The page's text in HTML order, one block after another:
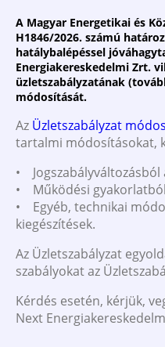
A Magyar Energetikai és
H1846/2026. számú
hatálybalépéssel
Energiakereskedelmi Zrt.
üzletszabályzatának
módosítását.
Az Üzletszabályzat
tartalmi módosításokat,
•
• Működési
• Egyéb, technikai
kiegészítések.
Az Üzletszabályzat
szabályokat az
Kérdés esetén, kérjük,
Next